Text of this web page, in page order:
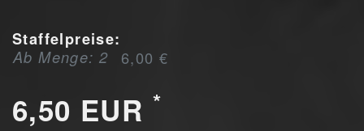
Staffelpreise:
Ab Menge: 2 6,00 €
6,50 EUR *